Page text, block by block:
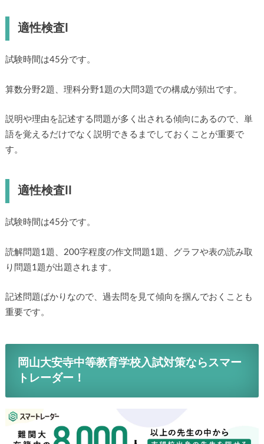
適性検査I
試験時間は45分です。
算数分野2題、理科分野1題の大問3題での構成が頻出です。
説明や理由を記述する問題が多く出される傾向にあるので、単
語を覚えるだけでなく説明できるまでしておくことが重要で
す。
適性検査II
試験時間は45分です。
読解問題1題、200字程度の作文問題1題、グラフや表の読み取
り問題1題が出題されます。
記述問題ばかりなので、過去問を見て傾向を掴んでおくことも
重要です。
岡山大安寺中等教育学校入試対策ならスマー
トレーダー！